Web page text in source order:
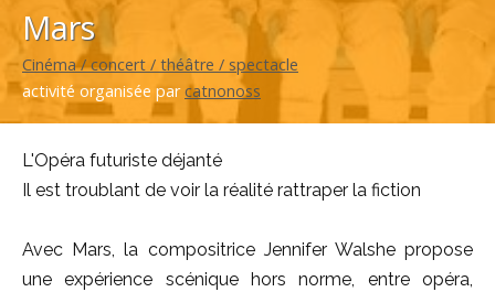
Mars
Cinéma / concert / théâtre / spectacle
activité organisée parcatnonoss
L'Opéra futuriste déjanté
Il est troublant de voir la réalité rattraper la fiction
Avec Mars, la compositrice Jennifer Walshe propose
une expérience scénique hors norme, entre opéra,